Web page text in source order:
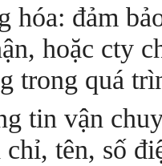
hóa: đảm
hoặc cty
trong quá
tin vận
tên, số